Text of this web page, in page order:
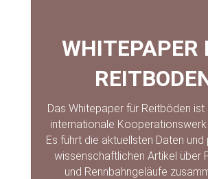
WHITEPAPER
Das Whitepaperfür Reitböden ist
internationale Kooperationswerk
Es führt die aktuellsten Daten und
wissenschaftlichen Artikel über
und Rennbahngeläufe